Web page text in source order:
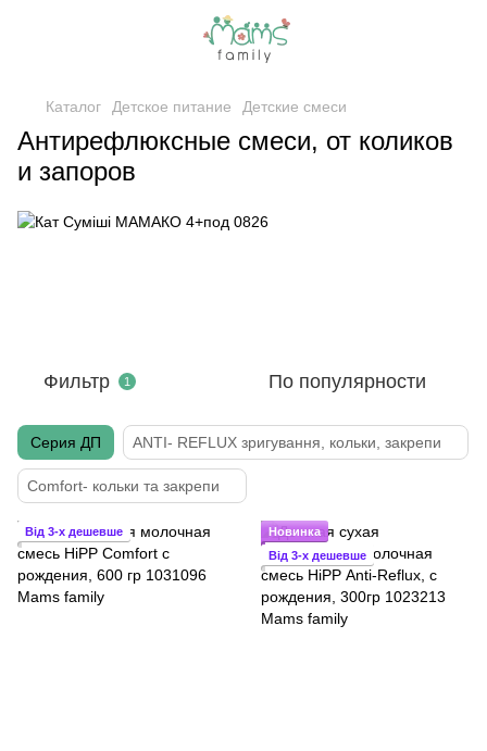
Каталог Детское питание Детские смеси
Антирефлюксные смеси, от коликов
и запоров
Фильтр 1 По популярности
Серия ДП ANTI- REFLUX зригування, кольки, закрепи
Comfort- кольки та закрепи
Від 3-х дешевше
Новинка
Від 3-х дешевше